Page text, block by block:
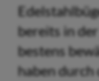
bereits in
bestens
haben durch